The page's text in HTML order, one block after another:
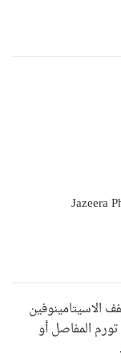
الاسيتامينوفين
المفاصل أو